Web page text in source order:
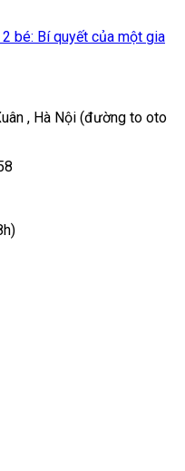
bé: Bí quyết của một gia
, Hà Nội (đường to oto